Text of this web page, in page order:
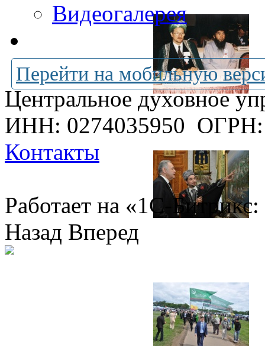
Видеогалерея
Перейти на мобильную
Центральное духовное
ИНН: 0274035950 ОГРН:
Контакты
Работает на «1С-
Назад Вперед